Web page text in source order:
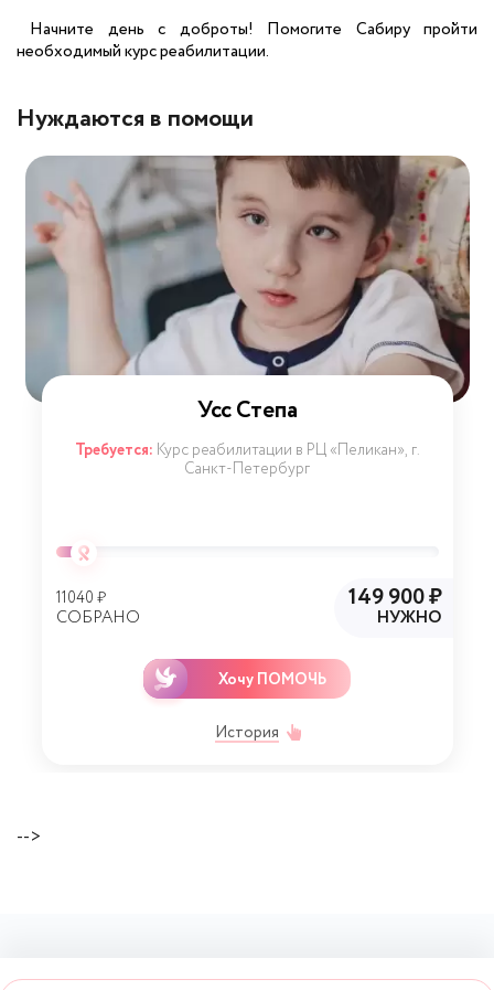
Начните день с доброты! Помогите Сабиру пройти
необходимый курс реабилитации.
Нуждаются в помощи
Усс Степа
Требуется: Курс реабилитации в РЦ «Пеликан», г.
Санкт-Петербург
11040 ₽
СОБРАНО
149 900 ₽
НУЖНО
Хочу ПОМОЧЬ
История
-->